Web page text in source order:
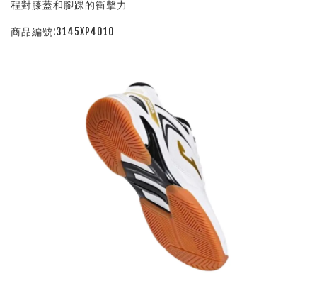
程對膝蓋和腳踝的衝擊力
商品編號:3145XP4010